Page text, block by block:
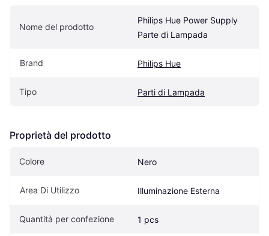
Nome del prodotto
Philips Hue Power Supply
Parte di Lampada
Brand Philips Hue
Tipo Parti di Lampada
Proprietà del prodotto
Colore Nero
Area Di Utilizzo Illuminazione Esterna
Quantità per confezione 1 pcs